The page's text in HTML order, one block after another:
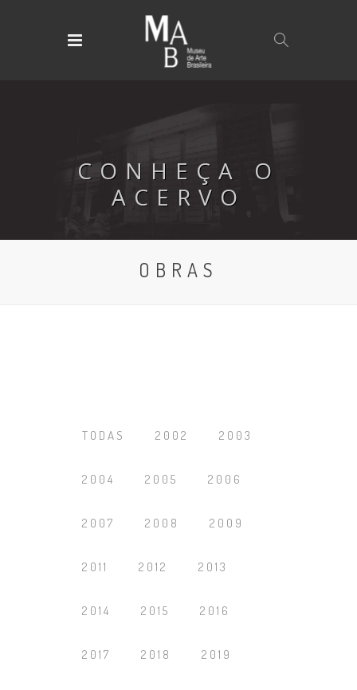
CONHEÇA O
ACERVO
OBRAS
TODAS 2002 2003
2004 2005 2006
2007 2008 2009
2011 2012 2013
2014 2015 2016
2017 2018 2019